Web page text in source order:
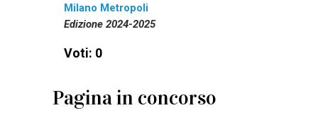
Milano Metropoli
Edizione 2024-2025
Voti: 0
Pagina in concorso